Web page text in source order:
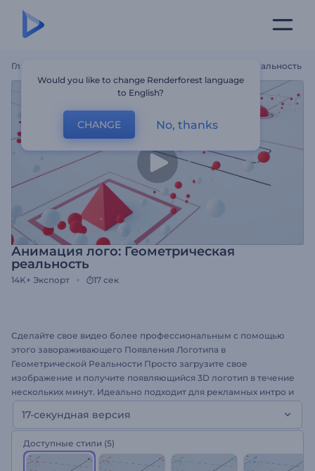
Главная Анимация Лого: Геометрическая Реальность
Анимация лого: Геометрическая
реальность
14K+ Экспорт 17 сек
Сделайте свое видео более профессиональным с помощью
этого завораживающего Появления Логотипа в
Геометрической Реальности Просто загрузите свое
изображение и получите появляющийся 3D логотип в течение
нескольких минут. Идеально подходит для рекламных интро и
заставок, YouTube видео, промо и многого другого.
Приблизьтесь на один шаг к своей цели. Попробуйте
бесплатно прямо сейчас. Это 17 секундная версия!
17-секундная версия
Доступные стили (5)
Would you like to change Renderforest language
to English?
CHANGE No, thanks